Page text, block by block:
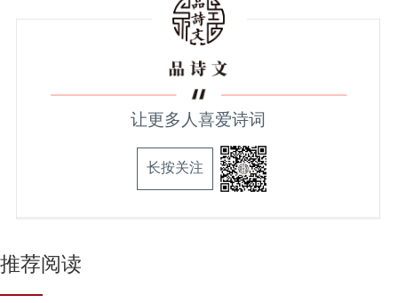
让更多人喜爱诗词
长按关注
推荐阅读